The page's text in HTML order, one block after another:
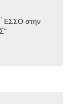
ΕΣΣΟ στην